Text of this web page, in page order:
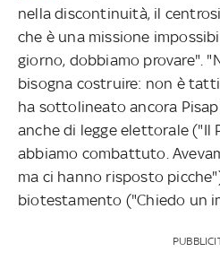
nella discontinuità, il
che è una missione
giorno, dobbiamo provare".
bisogna costruire: non è
ha sottolineato ancora
anche di legge elettorale ("Il
abbiamo combattuto.
ma ci hanno risposto
biotestamento ("Chiedo un